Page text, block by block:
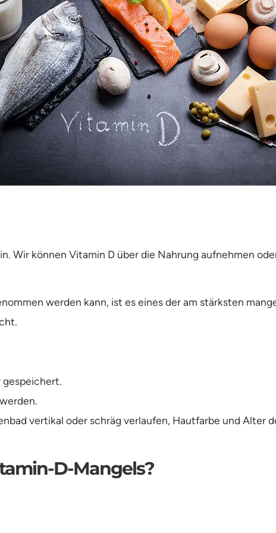
Wir können Vitamin D über die Nahrung aufnehmen
werden kann, ist es eines der am stärksten
gespeichert.
vertikal oder schräg verlaufen, Hautfarbe und Alter
D-Mangels?